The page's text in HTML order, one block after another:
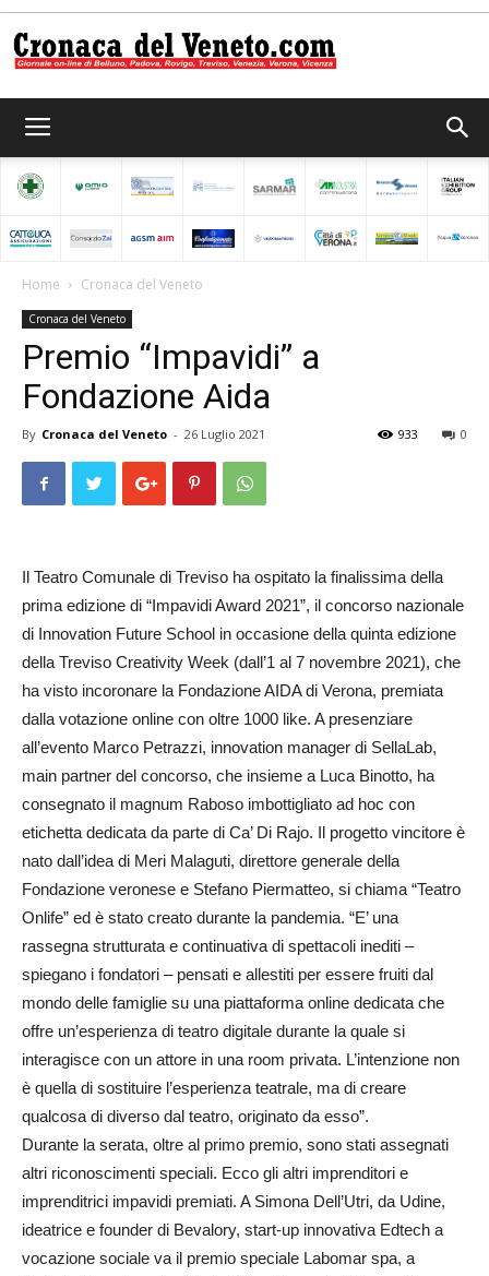
del
Home Cronaca del Veneto
Cronaca del Veneto
Premio “Impavidi” a
Fondazione Aida
By Cronaca del Veneto - 26 Luglio 2021 0
933
Il Teatro Comunale di Treviso ha ospitato la finalissima della
prima edizione di “Impavidi Award 2021”, il concorso nazionale
di Innovation Future School in occasione della quinta edizione
della Treviso Creativity Week (dall’1 al 7 novembre 2021), che
ha visto incoronare la Fondazione AIDA di Verona, premiata
dalla votazione online con oltre 1000 like. A presenziare
all’evento Marco Petrazzi, innovation manager di SellaLab,
main partner del concorso, che insieme a Luca Binotto, ha
consegnato il magnum Raboso imbottigliato ad hoc con
etichetta dedicata da parte di Ca’ Di Rajo. Il progetto vincitore è
nato dall’idea di Meri Malaguti, direttore generale della
Fondazione veronese e Stefano Piermatteo, si chiama “Teatro
Onlife” ed è stato creato durante la pandemia. “E’ una
rassegna strutturata e continuativa di spettacoli inediti –
spiegano i fondatori – pensati e allestiti per essere fruiti dal
mondo delle famiglie su una piattaforma online dedicata che
offre un’esperienza di teatro digitale durante la quale si
interagisce con un attore in una room privata. L’intenzione non
è quella di sostituire l’esperienza teatrale, ma di creare
qualcosa di diverso dal teatro, originato da esso”.
Durante la serata, oltre al primo premio, sono stati assegnati
altri riconoscimenti speciali. Ecco gli altri imprenditori e
imprenditrici impavidi premiati. A Simona Dell’Utri, da Udine,
ideatrice e founder di Bevalory, start-up innovativa Edtech a
vocazione sociale va il premio speciale Labomar spa, a